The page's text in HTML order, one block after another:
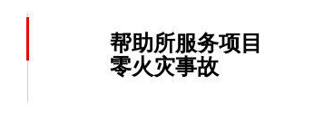
帮助所服务项目
零火灾事故